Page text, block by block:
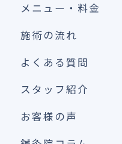
メニュー・料金
施術の流れ
よくある質問
スタッフ紹介
お客様の声